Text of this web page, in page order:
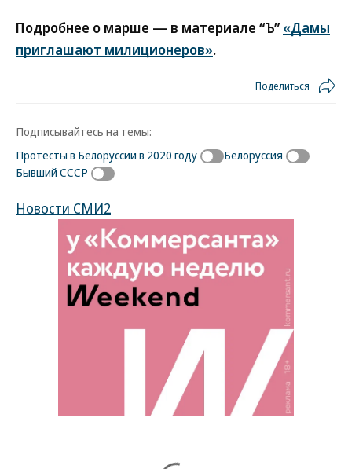
Подробнее о марше — в материале “Ъ” «Дамы
приглашают милиционеров».
Поделиться
Подписывайтесь на темы:
Протесты в Белоруссии в 2020 году
Белоруссия
Бывший СССР
Новости СМИ2